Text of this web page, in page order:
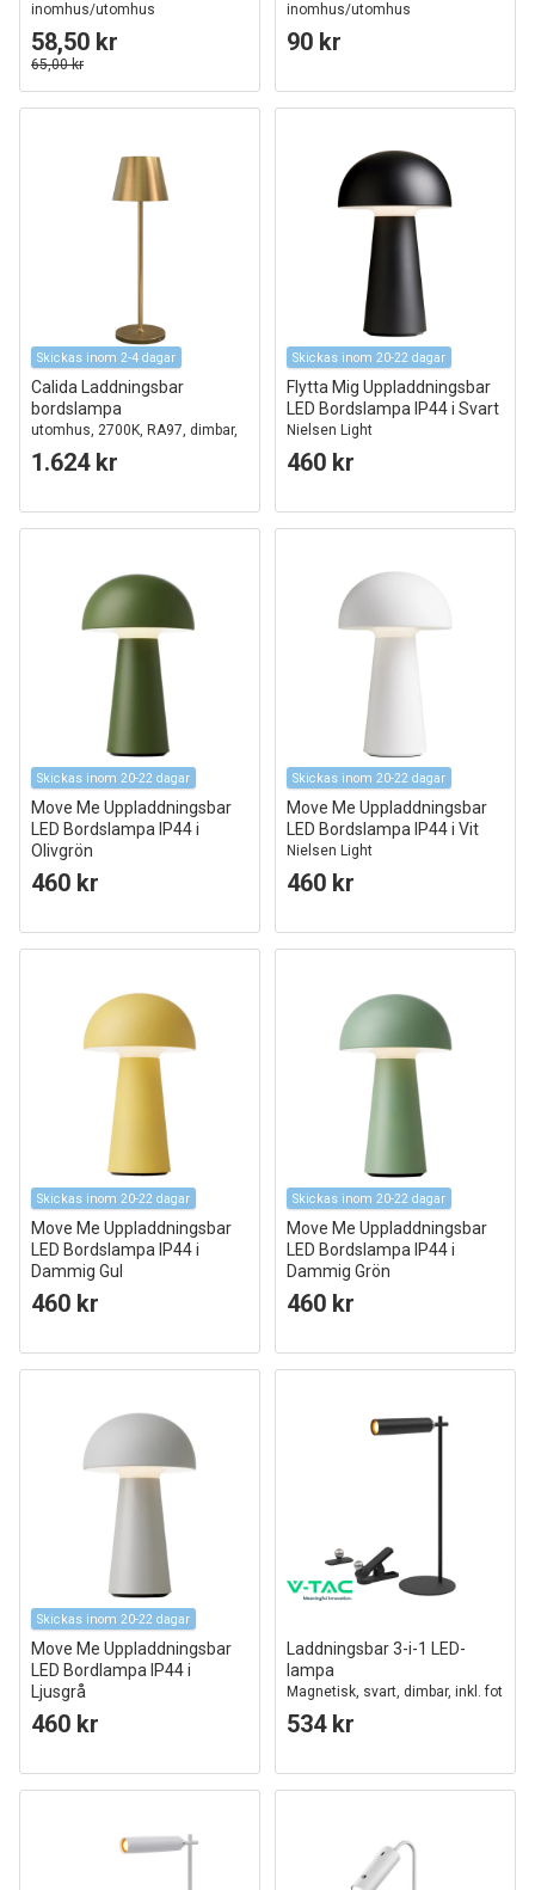
inomhus/utomhus
58,50 kr
65,00 kr
inomhus/utomhus
90 kr
Skickas inom 2-4 dagar
Calida Laddningsbar
bordslampa
utomhus, 2700K, RA97, dimbar,
mässing
1.624 kr
Skickas inom 20-22 dagar
Flytta Mig Uppladdningsbar
LED Bordslampa IP44 i Svart
Nielsen Light
460 kr
Skickas inom 20-22 dagar
Move Me Uppladdningsbar
LED Bordslampa IP44 i
Olivgrön
Nielsen Light
460 kr
Skickas inom 20-22 dagar
Move Me Uppladdningsbar
LED Bordslampa IP44 i Vit
Nielsen Light
460 kr
Skickas inom 20-22 dagar
Move Me Uppladdningsbar
LED Bordslampa IP44 i
Dammig Gul
Nielsen Light
460 kr
Skickas inom 20-22 dagar
Move Me Uppladdningsbar
LED Bordslampa IP44 i
Dammig Grön
Nielsen Light
460 kr
Skickas inom 20-22 dagar
Move Me Uppladdningsbar
LED Bordlampa IP44 i
Ljusgrå
Nielsen Light
460 kr
Laddningsbar 3-i-1 LED-
lampa
Magnetisk, svart, dimbar, inkl. fot
och 2 st. monteringsfästen
534 kr